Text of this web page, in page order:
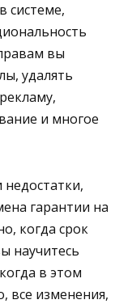
системе,
вы
удалять
и многое
гарантии на
когда срок
научитесь
в этом
все изменения,